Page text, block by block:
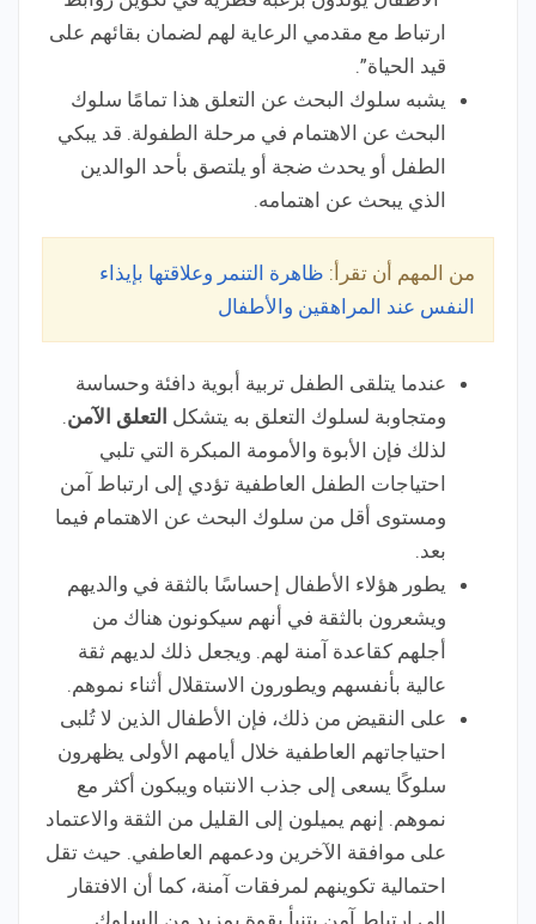
ارتباط مع مقدمي الرعاية لهم لضمان بقائهم على
قيد الحياة”.
يشبه سلوك البحث عن التعلق هذا تمامًا سلوك
البحث عن الاهتمام في مرحلة الطفولة. قد يبكي
الطفل أو يحدث ضجة أو يلتصق بأحد الوالدين
الذي يبحث عن اهتمامه.
من المهم أن تقرأ: ظاهرة التنمر وعلاقتها بإيذاء
النفس عند المراهقين والأطفال
عندما يتلقى الطفل تربية أبوية دافئة وحساسة
ومتجاوبة لسلوك التعلق به يتشكل التعلق الآمن.
لذلك فإن الأبوة والأمومة المبكرة التي تلبي
احتياجات الطفل العاطفية تؤدي إلى ارتباط آمن
ومستوى أقل من سلوك البحث عن الاهتمام فيما
بعد.
يطور هؤلاء الأطفال إحساسًا بالثقة في والديهم
ويشعرون بالثقة في أنهم سيكونون هناك من
أجلهم كقاعدة آمنة لهم. ويجعل ذلك لديهم ثقة
عالية بأنفسهم ويطورون الاستقلال أثناء نموهم.
على النقيض من ذلك، فإن الأطفال الذين لا تُلبى
احتياجاتهم العاطفية خلال أيامهم الأولى يظهرون
سلوكًا يسعى إلى جذب الانتباه ويبكون أكثر مع
نموهم. إنهم يميلون إلى القليل من الثقة والاعتماد
على موافقة الآخرين ودعمهم العاطفي. حيث تقل
احتمالية تكوينهم لمرفقات آمنة، كما أن الافتقار